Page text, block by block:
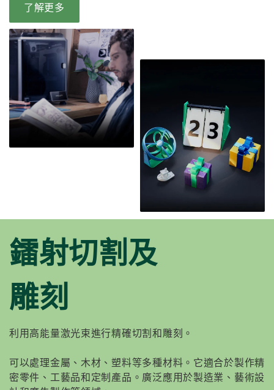
了解更多
鐳射切割及
雕刻
利用高能量激光束進行精確切割和雕刻。
可以處理金屬、木材、塑料等多種材料。它適合於製作精
密零件、工藝品和定制產品。廣泛應用於製造業、藝術設